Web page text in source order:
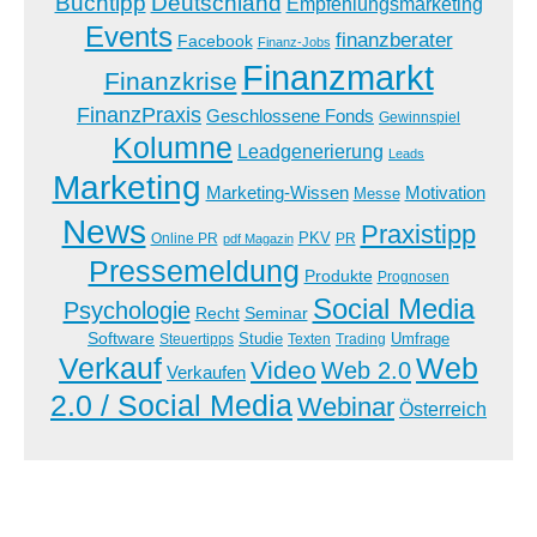
Events Facebook Finanz-Jobs finanzberater
Finanzkrise Finanzmarkt
FinanzPraxis Geschlossene Fonds Gewinnspiel
Kolumne Leadgenerierung Leads
Marketing Marketing-Wissen Messe Motivation
News Online PR pdf Magazin PKV PR Praxistipp
Pressemeldung Produkte Prognosen
Psychologie Recht Seminar Social Media
Software Steuertipps Studie Texten Trading Umfrage
Verkauf Verkaufen Video Web 2.0Web
2.0 / Social MediaWebinar Österreich